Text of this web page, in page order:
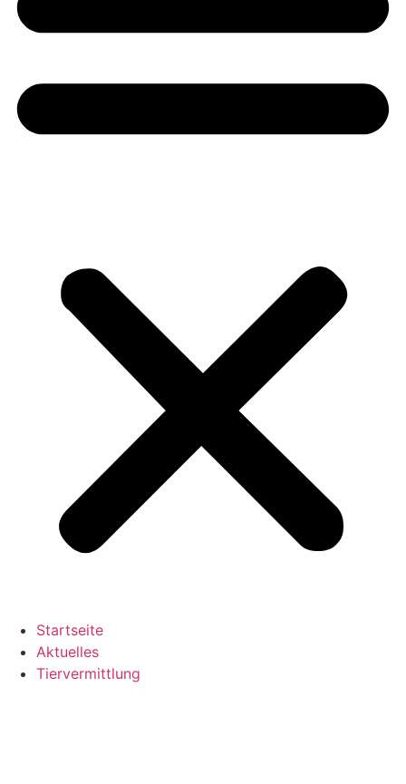
Startseite
Aktuelles
Tiervermittlung